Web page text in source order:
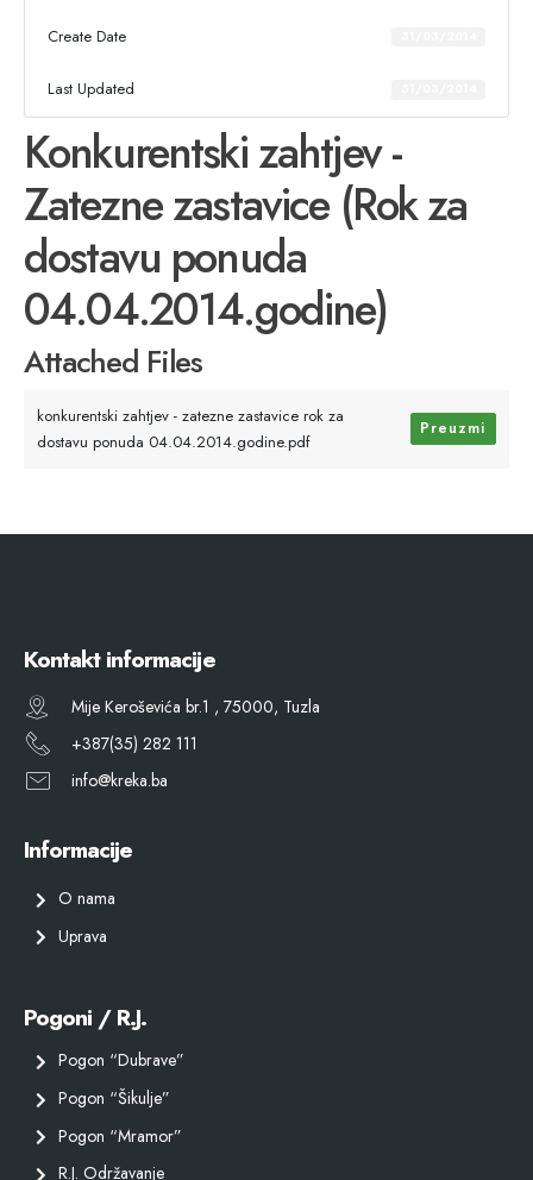
Create Date
Last Updated
Konkurentski zahtjev -
Zatezne zastavice (Rok za
dostavu ponuda
04.04.2014.godine)
Attached Files
konkurentski zahtjev - zatezne zastavice rok za
dostavu ponuda 04.04.2014.godine.pdf
Preuzmi
Kontakt informacije
Mije Keroševića br.1 , 75000, Tuzla
+387(35) 282 111
info@kreka.ba
Informacije
O nama
Uprava
Pogoni / R.J.
Pogon “Dubrave”
Pogon “Šikulje”
Pogon “Mramor”
R.J. Održavanje